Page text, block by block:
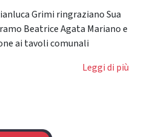
Grimi ringraziano Sua
Beatrice Agata Mariano e
ai tavoli comunali
Leggi di più